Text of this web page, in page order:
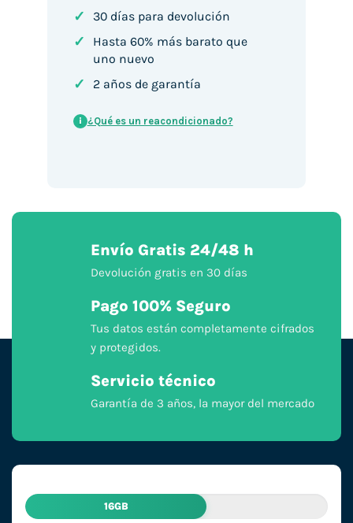
✓ 30 días para devolución
✓
Hasta 60% más barato que
uno nuevo
✓ 2 años de garantía
i ¿Qué es un reacondicionado?
Envío Gratis 24/48 h
Devolución gratis en 30 días
Pago 100% Seguro
Tus datos están completamente cifrados
y protegidos.
Servicio técnico
Garantía de 3 años, la mayor del mercado
16GB